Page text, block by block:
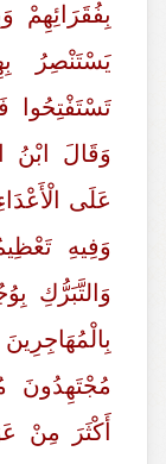
بِفُقَرَائِهِمْ
يَسْتَنْصِرُ
وَقَالَ ابْنُ
عَلَى
وَفِيهِ
وَالتَّبَرُّكِ
مُجْتَهِدُونَ
أَكْثَرَ مِنْ